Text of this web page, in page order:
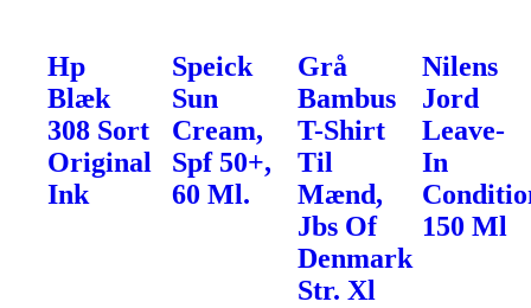
Hp
Blæk
308 Sort
Original
Ink
Speick
Sun
Cream,
Spf 50+,
60 Ml.
Grå
Bambus
T-Shirt
Til
Mænd,
Jbs Of
Denmark
Str. Xl
Nilens
Jord
Leave-
In
150 Ml